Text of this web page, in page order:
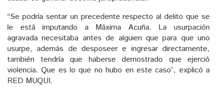
“Se podría sentar un precedente respecto al delito que se
le está imputando a Máxima Acuña. La usurpación
agravada necesitaba antes de alguien que para que uno
usurpe, además de desposeer e ingresar directamente,
también tendría que haberse demostrado que ejerció
violencia. Que es lo que no hubo en este caso”, explicó a
RED MUQUI.